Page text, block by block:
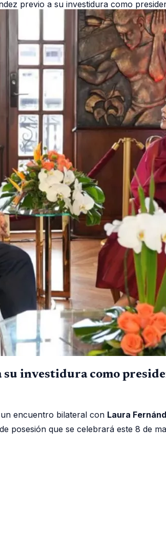
previo a su investidura como
investidura como
encuentro bilateral con Laura
posesión que se celebrará este 8 de